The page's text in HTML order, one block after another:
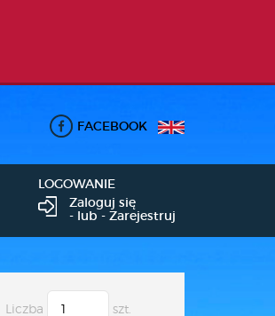
FACEBOOK
LOGOWANIE
Zaloguj się
- lub - Zarejestruj
Liczba szt.